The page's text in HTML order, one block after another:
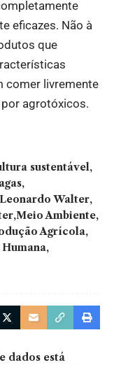
eficazes. Não à
que
comer livremente
agrotóxicos.
sustentável
Walter
Meio Ambiente
Agrícola
Humana
dados está